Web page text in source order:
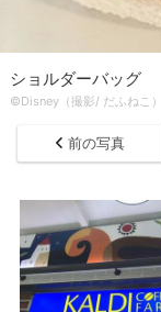
ショルダーバッグ
©Disney（撮影/ だふねこ）
前の写真